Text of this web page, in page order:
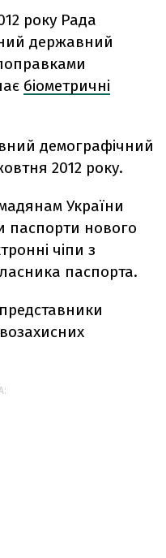
року Рада
державний
біометричні
демографічний
2012 року.
України
паспорти нового
чіпи з
паспорта.